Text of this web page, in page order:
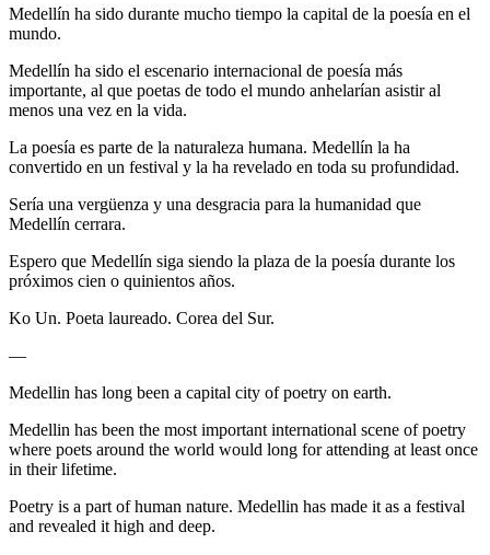
Medellín ha sido durante mucho tiempo la capital de la poesía en el
mundo.
Medellín ha sido el escenario internacional de poesía más
importante, al que poetas de todo el mundo anhelarían asistir al
menos una vez en la vida.
La poesía es parte de la naturaleza humana. Medellín la ha
convertido en un festival y la ha revelado en toda su profundidad.
Sería una vergüenza y una desgracia para la humanidad que
Medellín cerrara.
Espero que Medellín siga siendo la plaza de la poesía durante los
próximos cien o quinientos años.
Ko Un. Poeta laureado. Corea del Sur.
—
Medellin has long been a capital city of poetry on earth.
Medellin has been the most important international scene of poetry
where poets around the world would long for attending at least once
in their lifetime.
Poetry is a part of human nature. Medellin has made it as a festival
and revealed it high and deep.